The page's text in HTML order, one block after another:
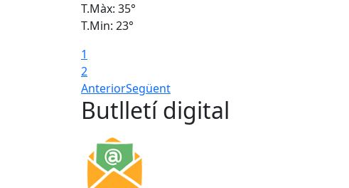
T.Màx: 35°
T.Min: 23°
1
2
AnteriorSegüent
Butlletí digital